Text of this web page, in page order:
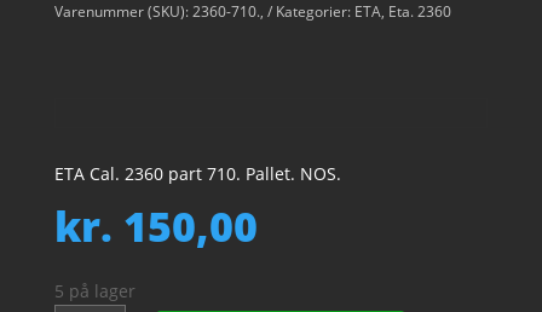
Varenummer (SKU):2360-710., Kategorier: ETA, Eta. 2360
ETA Cal. 2360 part 710. Pallet. NOS.
kr. 150,00
5 på lager